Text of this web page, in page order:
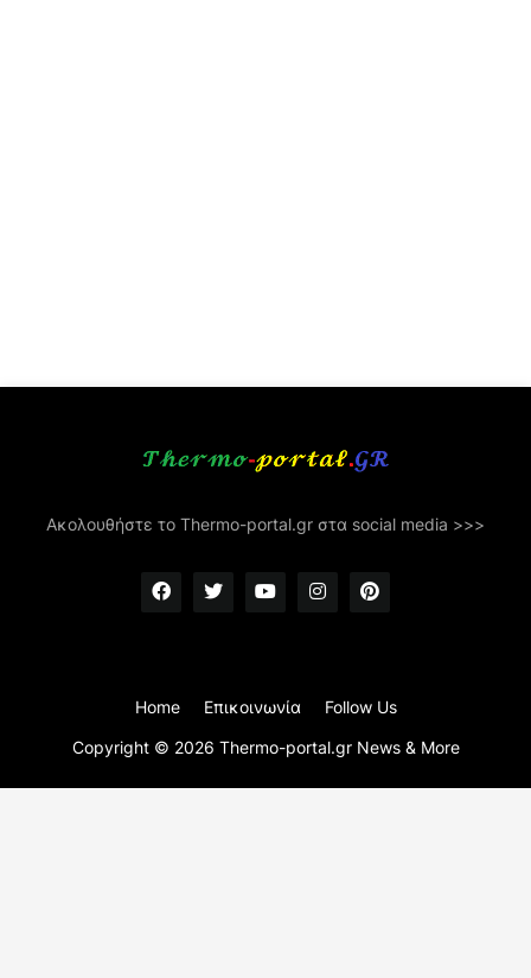
Ακολουθήστε το Thermo-portal.gr στα social media >>>
Copyright © 2026 Thermo-portal.gr News & More
Home Επικοινωνία Follow Us